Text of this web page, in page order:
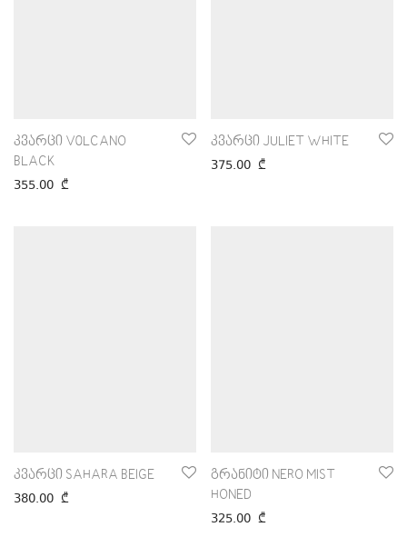
კვარცი V0LCANO
BLACK
355.00 ₾
კვარცი JULIET WHITE
375.00 ₾
კვარცი SAHARA BEIGE
380.00 ₾
გრანიტი NERO MIST
HONED
325.00 ₾